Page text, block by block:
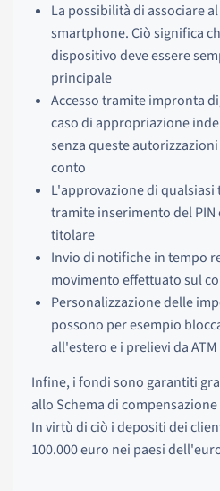
La possibilità di associare
smartphone. Ciò significa
dispositivo deve essere
principale
Accesso tramite impronta
caso di appropriazione
senza queste
conto
L'approvazione di qualsiasi
tramite inserimento del
titolare
Invio di notifiche in tempo
movimento effettuato sul
Personalizzazione delle
possono per esempio
all'estero e i prelievi da ATM
Infine, i fondi sono garantiti
allo Schema di
In virtù di ciò i depositi dei
100.000 euro nei paesi